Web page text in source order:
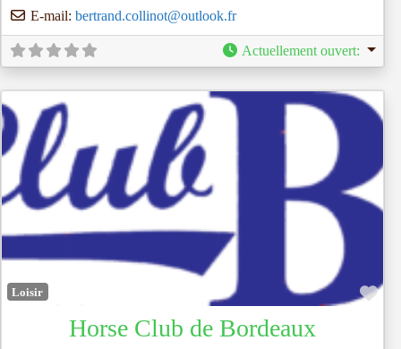
E-mail: bertrand.collinot@outlook.fr
Actuellement ouvert:
Loisir
Horse Club de Bordeaux